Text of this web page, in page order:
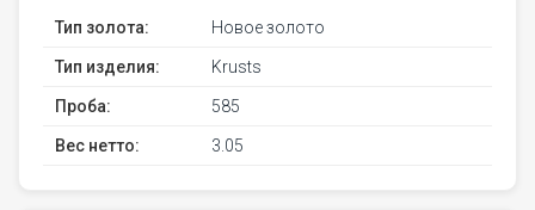
Тип золота: Новое золото
Тип изделия: Krusts
Проба: 585
Вес нетто: 3.05